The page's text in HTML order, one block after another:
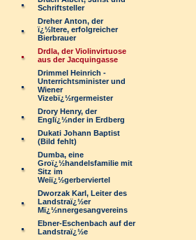
Schriftsteller
Dreher Anton, der
ï¿½ltere, erfolgreicher
Bierbrauer
Drdla, der Violinvirtuose
aus der Jacquingasse
Drimmel Heinrich -
Unterrichtsminister und
Wiener
Vizebï¿½rgermeister
Drory Henry, der
Englï¿½nder in Erdberg
Dukati Johann Baptist
(Bild fehlt)
Dumba, eine
Groï¿½handelsfamilie mit
Sitz im
Weiï¿½gerberviertel
Dworzak Karl, Leiter des
Landstraï¿½er
Mï¿½nnergesangvereins
Ebner-Eschenbach auf der
Landstraï¿½e